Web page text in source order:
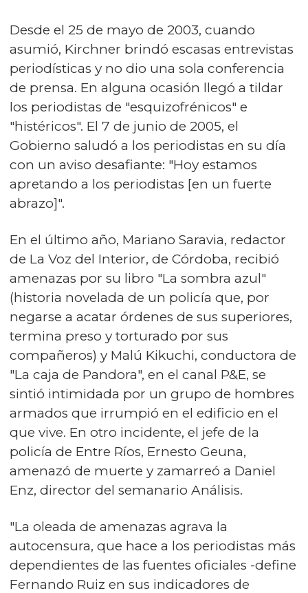
Desde el 25 de mayo de 2003, cuando
asumió, Kirchner brindó escasas entrevistas
periodísticas y no dio una sola conferencia
de prensa. En alguna ocasión llegó a tildar
los periodistas de "esquizofrénicos" e
"histéricos". El 7 de junio de 2005, el
Gobierno saludó a los periodistas en su día
con un aviso desafiante: "Hoy estamos
apretando a los periodistas [en un fuerte
abrazo]".
En el último año, Mariano Saravia, redactor
de La Voz del Interior, de Córdoba, recibió
amenazas por su libro "La sombra azul"
(historia novelada de un policía que, por
negarse a acatar órdenes de sus superiores,
termina preso y torturado por sus
compañeros) y Malú Kikuchi, conductora de
"La caja de Pandora", en el canal P&E, se
sintió intimidada por un grupo de hombres
armados que irrumpió en el edificio en el
que vive. En otro incidente, el jefe de la
policía de Entre Ríos, Ernesto Geuna,
amenazó de muerte y zamarreó a Daniel
Enz, director del semanario Análisis.
"La oleada de amenazas agrava la
autocensura, que hace a los periodistas más
dependientes de las fuentes oficiales -define
Fernando Ruiz en sus indicadores de